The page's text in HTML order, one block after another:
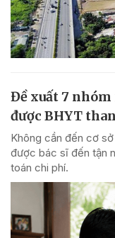
Đề xuất 7
được BHYT
Không cần đến cơ
được bác sĩ đến tận
toán chi phí.